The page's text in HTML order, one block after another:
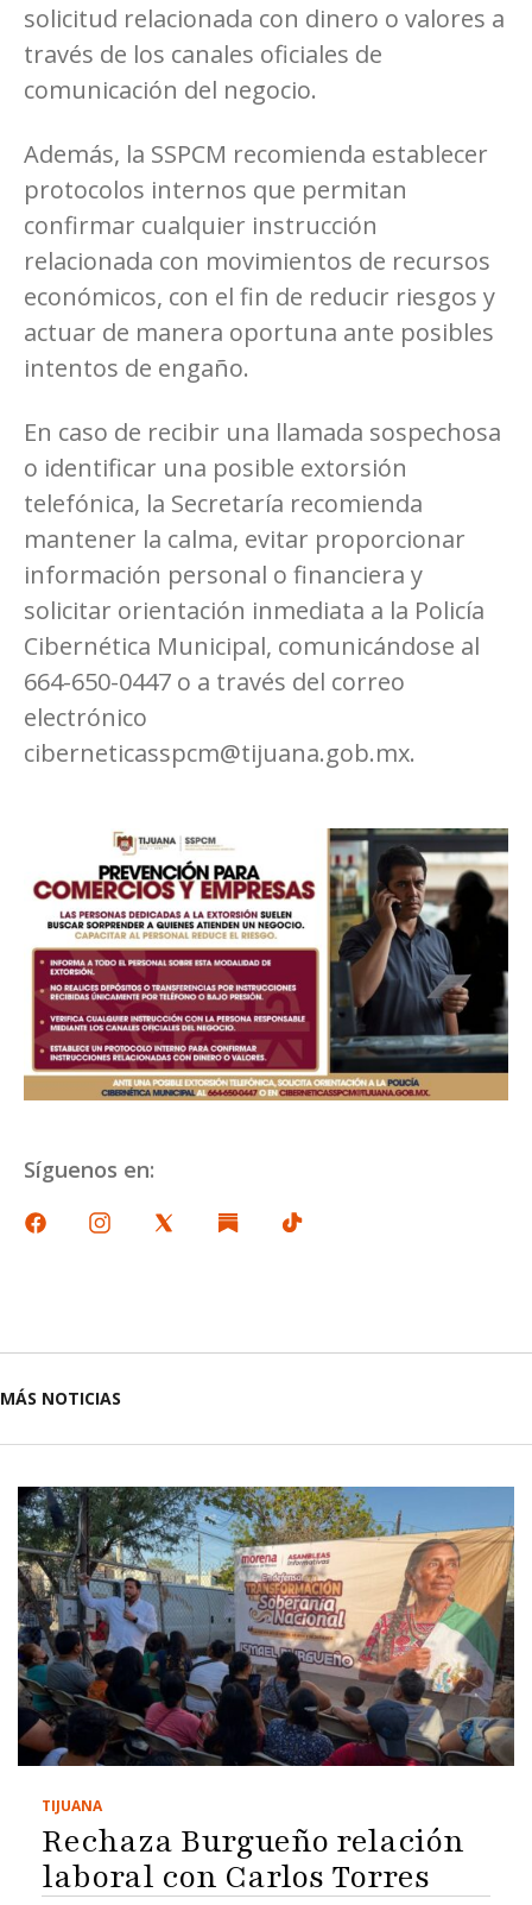
solicitud relacionada con dinero o valores a
través de los canales oficiales de
comunicación del negocio.
Además, la SSPCM recomienda establecer
protocolos internos que permitan
confirmar cualquier instrucción
relacionada con movimientos de recursos
económicos, con el fin de reducir riesgos y
actuar de manera oportuna ante posibles
intentos de engaño.
En caso de recibir una llamada sospechosa
o identificar una posible extorsión
telefónica, la Secretaría recomienda
mantener la calma, evitar proporcionar
información personal o financiera y
solicitar orientación inmediata a la Policía
Cibernética Municipal, comunicándose al
664-650-0447 o a través del correo
electrónico
ciberneticasspcm@tijuana.gob.mx.
Síguenos en:
MÁS NOTICIAS
TIJUANA
Rechaza Burgueño relación
laboral con Carlos Torres